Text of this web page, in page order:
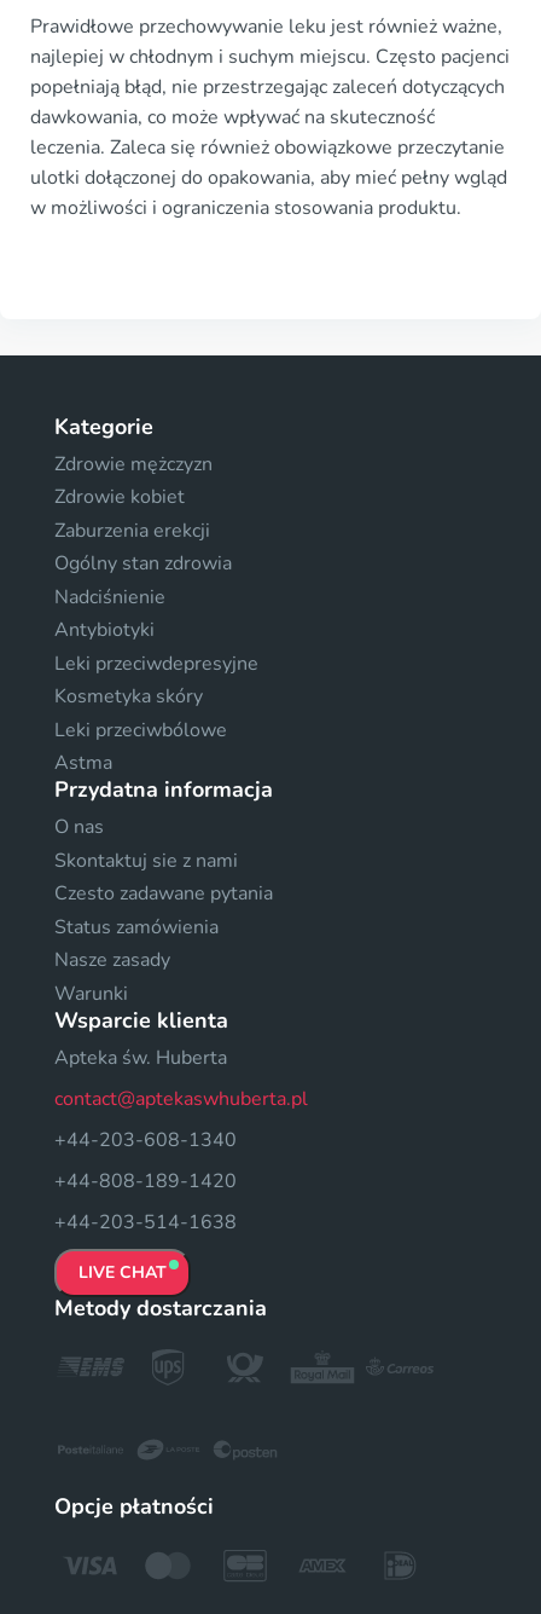
Prawidłowe przechowywanie leku jest również ważne,
najlepiej w chłodnym i suchym miejscu. Często pacjenci
popełniają błąd, nie przestrzegając zaleceń dotyczących
dawkowania, co może wpływać na skuteczność
leczenia. Zaleca się również obowiązkowe przeczytanie
ulotki dołączonej do opakowania, aby mieć pełny wgląd
w możliwości i ograniczenia stosowania produktu.
Kategorie
Zdrowie mężczyzn
Zdrowie kobiet
Zaburzenia erekcji
Ogólny stan zdrowia
Nadciśnienie
Antybiotyki
Leki przeciwdepresyjne
Kosmetyka skóry
Leki przeciwbólowe
Astma
Przydatna informacja
O nas
Skontaktuj sie z nami
Czesto zadawane pytania
Status zamówienia
Nasze zasady
Warunki
Wsparcie klienta
Apteka św. Huberta
contact@aptekaswhuberta.pl
+44-203-608-1340
+44-808-189-1420
+44-203-514-1638
LIVE CHAT
Metody dostarczania
Opcje płatności